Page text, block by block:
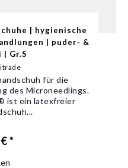
| hygienische
| puder- &
Gr.S
für die
des Microneedlings.
ist ein latexfreier
*